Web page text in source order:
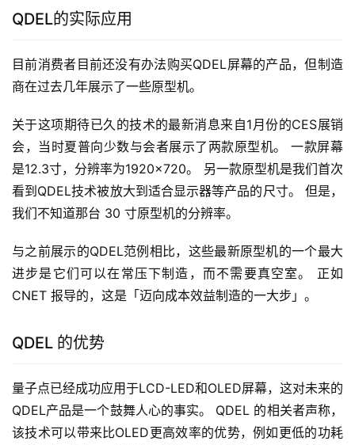
QDEL的实际应用
目前消费者目前还没有办法购买QDEL屏幕的产品，但制造
商在过去几年展示了一些原型机。
关于这项期待已久的技术的最新消息来自1月份的CES展销
会，当时夏普向少数与会者展示了两款原型机。 一款屏幕
是12.3寸，分辨率为1920×720。 另一款原型机是我们首次
看到QDEL技术被放大到适合显示器等产品的尺寸。 但是，
我们不知道那台 30 寸原型机的分辨率。
与之前展示的QDEL范例相比，这些最新原型机的一个最大
进步是它们可以在常压下制造，而不需要真空室。 正如
CNET 报导的，这是「迈向成本效益制造的一大步」。
QDEL 的优势
量子点已经成功应用于LCD-LED和OLED屏幕，这对未来的
QDEL产品是一个鼓舞人心的事实。 QDEL 的相关者声称，
该技术可以带来比OLED更高效率的优势，例如更低的功耗